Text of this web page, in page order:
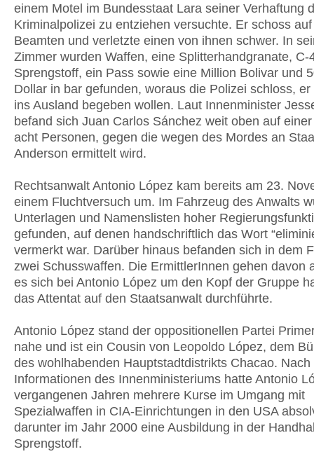
einem Motel im Bundesstaat Lara seiner Verhaftung
Kriminalpolizei zu entziehen versuchte. Er schoss
Beamten und verletzte einen von ihnen schwer. In
Zimmer wurden Waffen, eine Splitterhandgranate, C-
Sprengstoff, ein Pass sowie eine Million Bolivar und
Dollar in bar gefunden, woraus die Polizei schloss,
ins Ausland begeben wollen. Laut Innenminister
befand sich Juan Carlos Sánchez weit oben auf
acht Personen, gegen die wegen des Mordes an
Anderson ermittelt wird.
Rechtsanwalt Antonio López kam bereits am 23.
einem Fluchtversuch um. Im Fahrzeug des Anwalts
Unterlagen und Namenslisten hoher
gefunden, auf denen handschriftlich das Wort
vermerkt war. Darüber hinaus befanden sich in dem
zwei Schusswaffen. Die ErmittlerInnen gehen davon
es sich bei Antonio López um den Kopf der Gruppe
das Attentat auf den Staatsanwalt durchführte.
Antonio López stand der oppositionellen Partei
nahe und ist ein Cousin von Leopoldo López, dem
des wohlhabenden Hauptstadtdistrikts Chacao. Nach
Informationen des Innenministeriums hatte Antonio
vergangenen Jahren mehrere Kurse im Umgang mit
Spezialwaffen in CIA-Einrichtungen in den USA
darunter im Jahr 2000 eine Ausbildung in der
Sprengstoff.